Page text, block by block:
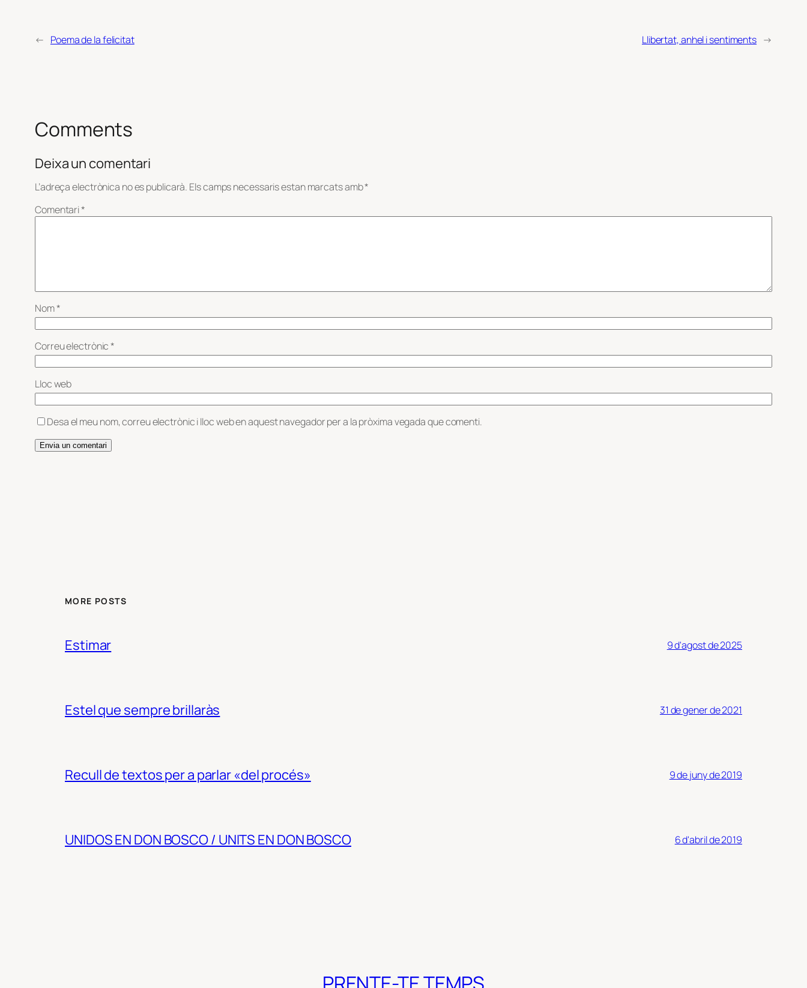
← Poema de la felicitat Llibertat, anhel i sentiments →
Comments
Deixa un comentari
L’adreça electrònica no es publicarà. Els camps necessaris estan marcats amb*
Comentari*
Nom*
Correu electrònic*
Lloc web
Desa el meu nom, correu electrònic i lloc web en aquest navegador per a la pròxima vegada que comenti.
MORE POSTS
Estimar 9 d'agost de 2025
Estel que sempre brillaràs 31 de gener de 2021
Recull de textos per a parlar «del procés» 9 de juny de 2019
UNIDOS EN DON BOSCO / UNITS EN DON BOSCO 6 d'abril de 2019